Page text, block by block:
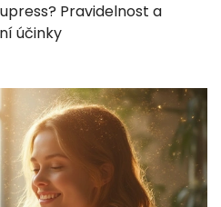
Pravidelnost a
účinky